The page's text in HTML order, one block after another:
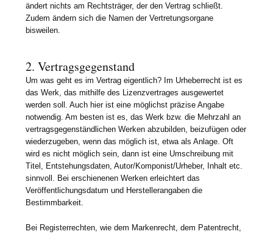
ändert nichts am Rechtsträger, der den Vertrag schließt.
Zudem ändern sich die Namen der Vertretungsorgane
bisweilen.
2. Vertragsgegenstand
Um was geht es im Vertrag eigentlich? Im Urheberrecht ist es
das Werk, das mithilfe des Lizenzvertrages ausgewertet
werden soll. Auch hier ist eine möglichst präzise Angabe
notwendig. Am besten ist es, das Werk bzw. die Mehrzahl an
vertragsgegenständlichen Werken abzubilden, beizufügen oder
wiederzugeben, wenn das möglich ist, etwa als Anlage. Oft
wird es nicht möglich sein, dann ist eine Umschreibung mit
Titel, Entstehungsdaten, Autor/Komponist/Urheber, Inhalt etc.
sinnvoll. Bei erschienenen Werken erleichtert das
Veröffentlichungsdatum und Herstellerangaben die
Bestimmbarkeit.
Bei Registerrechten, wie dem Markenrecht, dem Patentrecht,